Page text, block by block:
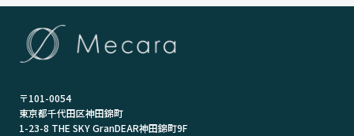
〒101-0054
東京都千代田区神田錦町
1-23-8 THE SKY GranDEAR神田錦町9F